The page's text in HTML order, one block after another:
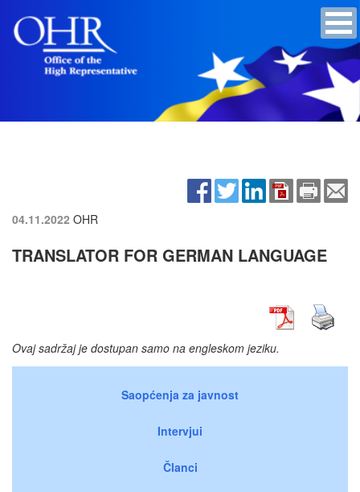
04.11.2022 OHR
TRANSLATOR FOR GERMAN LANGUAGE
Ovaj sadržaj je dostupan samo na engleskom jeziku.
Saopćenja za javnost
Intervjui
Članci